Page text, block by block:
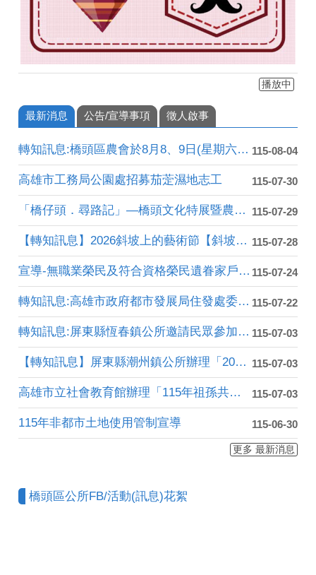
播放中
最新消息 公告/宣導事項 徵人啟事
115-08-04
轉知訊息:橋頭區農會於8月8、9日(星期六、日)上午9：0....
115-07-30
高雄市工務局公園處招募茄萣濕地志工
115-07-29
「橋仔頭．尋路記」—橋頭文化特展暨農牧業推廣活動體驗課程報名....
115-07-28
【轉知訊息】2026斜坡上的藝術節【斜坡上的生活設計獎】
115-07-24
宣導-無職業榮民及符合資格榮民遺眷家戶代表，健保費享補助！
115-07-22
轉知訊息:高雄市政府都市發展局住發處委託高雄市住宅及都市更新....
115-07-03
轉知訊息:屏東縣恆春鎮公所邀請民眾參加「2026恆春古城國際....
115-07-03
【轉知訊息】屏東縣潮州鎮公所辦理「2026大潮藝文市集系列 ....
115-07-03
高雄市立社會教育館辦理「115年祖孫共學．幸福花開」活動，7....
115-06-30
115年非都市土地使用管制宣導
更多 最新消息
橋頭區公所FB/活動(訊息)花絮